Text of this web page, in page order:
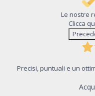
Le nostre
Clicca
Precisi, puntuali e un